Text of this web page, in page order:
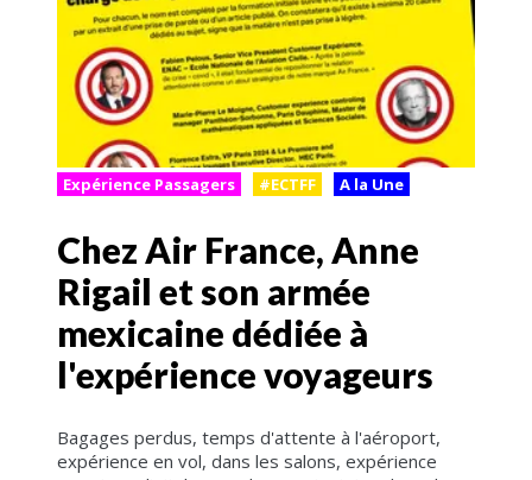
Expérience Passagers #ECTFF A la Une
Chez Air France, Anne
Rigail et son armée
mexicaine dédiée à
l'expérience voyageurs
Bagages perdus, temps d'attente à l'aéroport,
expérience en vol, dans les salons, expérience